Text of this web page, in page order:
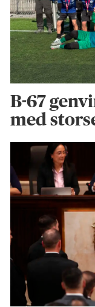
B-67
med